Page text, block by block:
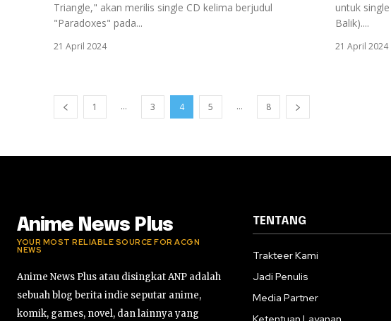
Triangle," akan merilis single CD kelima berjudul
"Paradoxes" pada...
21 April 2024
untuk
Balik)....
21 April 2024
1 ... 3 4 5 ... 8
Anime News Plus
YOUR MOST RELIABLE SOURCE FOR ACGN
NEWS
Anime News Plus atau disingkat ANP adalah
sebuah blog berita indie seputar anime,
komik, games, novel, dan lainnya yang
TENTANG
Trakteer Kami
Jadi Penulis
Media Partner